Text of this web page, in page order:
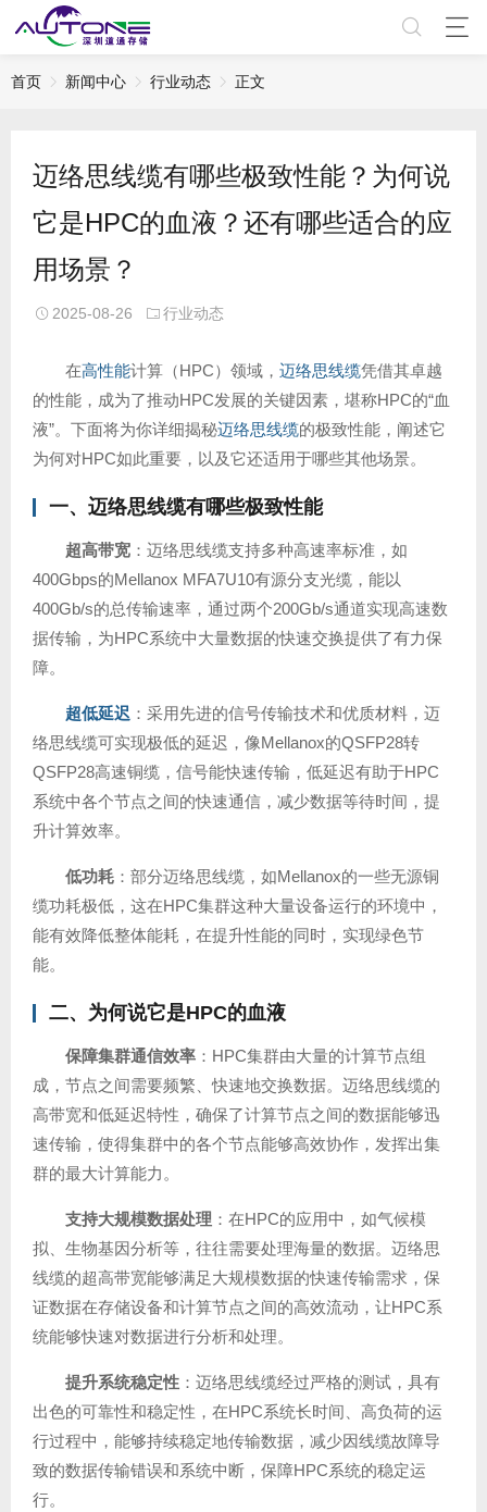
首页 新闻中心 行业动态 正文
迈络思线缆有哪些极致性能？为何说
它是HPC的血液？还有哪些适合的应
用场景？
2025-08-26 行业动态
在高性能计算（HPC）领域， 迈络思线缆凭借其卓越
的性能，成为了推动HPC发展的关键因素，堪称HPC的“血
液”。下面将为你详细揭秘迈络思线缆的极致性能，阐述它
为何对HPC如此重要，以及它还适用于哪些其他场景。
一、迈络思线缆有哪些极致性能
超高带宽 ：迈络思线缆支持多种高速率标准，如
400Gbps的Mellanox MFA7U10有源分支光缆，能以
400Gb/s的总传输速率，通过两个200Gb/s通道实现高速数
据传输，为HPC系统中大量数据的快速交换提供了有力保
障。
超低延迟 ：采用先进的信号传输技术和优质材料，迈
络思线缆可实现极低的延迟，像Mellanox的QSFP28转
QSFP28高速铜缆，信号能快速传输，低延迟有助于HPC
系统中各个节点之间的快速通信，减少数据等待时间，提
升计算效率。
低功耗 ：部分迈络思线缆，如Mellanox的一些无源铜
缆功耗极低，这在HPC集群这种大量设备运行的环境中，
能有效降低整体能耗，在提升性能的同时，实现绿色节
能。
二、为何说它是HPC的血液
保障集群通信效率 ：HPC集群由大量的计算节点组
成，节点之间需要频繁、快速地交换数据。迈络思线缆的
高带宽和低延迟特性，确保了计算节点之间的数据能够迅
速传输，使得集群中的各个节点能够高效协作，发挥出集
群的最大计算能力。
支持大规模数据处理 ：在HPC的应用中，如气候模
拟、生物基因分析等，往往需要处理海量的数据。迈络思
线缆的超高带宽能够满足大规模数据的快速传输需求，保
证数据在存储设备和计算节点之间的高效流动，让HPC系
统能够快速对数据进行分析和处理。
提升系统稳定性 ：迈络思线缆经过严格的测试，具有
出色的可靠性和稳定性，在HPC系统长时间、高负荷的运
行过程中，能够持续稳定地传输数据，减少因线缆故障导
致的数据传输错误和系统中断，保障HPC系统的稳定运
行。